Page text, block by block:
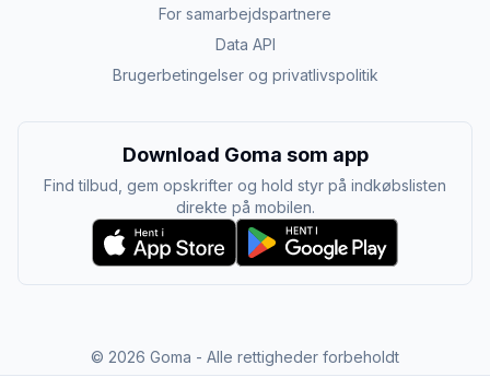
For samarbejdspartnere
Data API
Brugerbetingelser og privatlivspolitik
Download Goma som app
Find tilbud, gem opskrifter og hold styr på indkøbslisten
direkte på mobilen.
© 2026 Goma - Alle rettigheder forbeholdt